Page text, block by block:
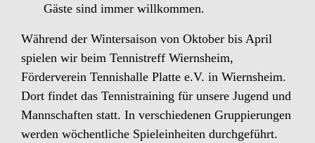
Gäste sind immer willkommen.
Während der Wintersaison von Oktober bis April
spielen wir beim Tennistreff Wiernsheim,
Förderverein Tennishalle Platte e.V. in Wiernsheim.
Dort findet das Tennistraining für unsere Jugend und
Mannschaften statt. In verschiedenen Gruppierungen
werden wöchentliche Spieleinheiten durchgeführt.